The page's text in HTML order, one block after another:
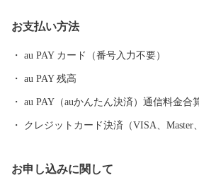
ふるさとの味「きりたんぽ鍋」の本場
さと 【大館市の特産品が、テレビや記事で紹介されていま
す！！】 ▼ベニヤマきりたんぽ工房の
「きりたんぽラーメン」がテレビで
8（いーわっぱ）がテレビで紹介されま
お支払い方法
au PAY カード（番号入力不要）
au PAY 残高
au PAY（auかんたん決済）通信料金合
クレジットカード決済（VISA、Master
お申し込みに関して